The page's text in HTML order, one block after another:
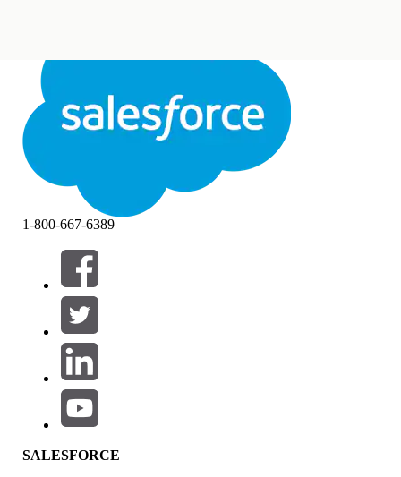
Закрыть
Фильтры (0)
ВЫБРАТЬ ФИЛЬТРЫ
Область продуктов
Влияние на функции
1-800-667-6389
SALESFORCE